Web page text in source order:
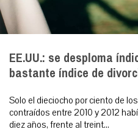
EE.UU.: se desploma
bastante índice de
Solo el dieciocho por ciento de
contraídos entre 2010 y 2012
diez años, frente al treint...